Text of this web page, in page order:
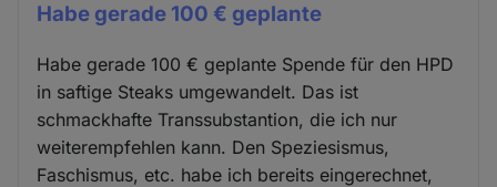
Habe gerade 100 € geplante
Habe gerade 100 € geplante Spende für den HPD
in saftige Steaks umgewandelt. Das ist
schmackhafte Transsubstantion, die ich nur
weiterempfehlen kann. Den Speziesismus,
Faschismus, etc. habe ich bereits eingerechnet,